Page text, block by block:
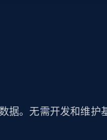
据。无需开发和维护